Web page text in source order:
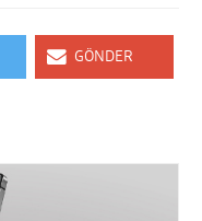
GÖNDER